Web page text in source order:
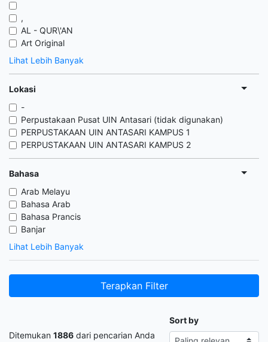
,
AL - QUR\'AN
Art Original
Lihat Lebih Banyak
Lokasi
-
Perpustakaan Pusat UIN Antasari (tidak digunakan)
PERPUSTAKAAN UIN ANTASARI KAMPUS 1
PERPUSTAKAAN UIN ANTASARI KAMPUS 2
Bahasa
Arab Melayu
Bahasa Arab
Bahasa Prancis
Banjar
Lihat Lebih Banyak
Terapkan Filter
Ditemukan 1886 dari pencarian Anda
Sort by